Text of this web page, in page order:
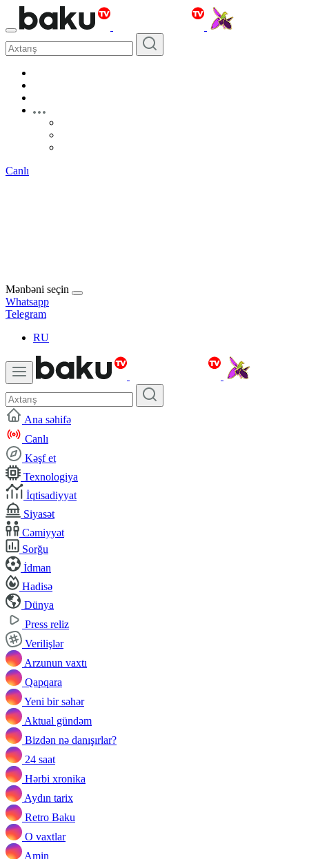
Canlı
Mənbəni seçin
Whatsapp
Telegram
RU
Ana səhifə
Canlı
Kəşf et
Texnologiya
İqtisadiyyat
Siyasət
Cəmiyyət
Sorğu
İdman
Hadisə
Dünya
Press reliz
Verilişlər
Arzunun vaxtı
Qapqara
Yeni bir səhər
Aktual gündəm
Bizdən nə danışırlar?
24 saat
Hərbi xronika
Aydın tarix
Retro Baku
O vaxtlar
Amin